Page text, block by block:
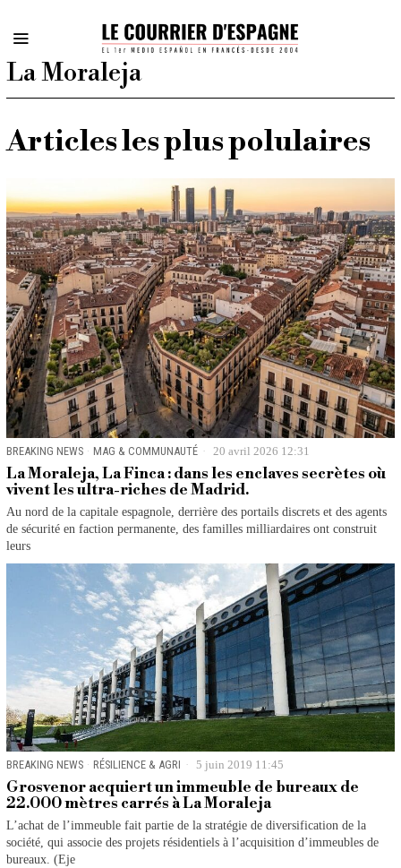
La Moraleja
Articles les plus polulaires
BREAKING NEWS · MAG & COMMUNAUTÉ 20 avril 2026 12:31
La Moraleja, La Finca : dans les enclaves secrètes où
vivent les ultra-riches de Madrid.
Au nord de la capitale espagnole, derrière des portails discrets et des agents
de sécurité en faction permanente, des familles milliardaires ont construit
leurs
BREAKING NEWS · RÉSILIENCE & AGRI 5 juin 2019 11:45
Grosvenor acquiert un immeuble de bureaux de
22.000 mètres carrés à La Moraleja
L’achat de l’immeuble fait partie de la stratégie de diversification de la
société, qui associe des projets résidentiels à l’acquisition d’immeubles de
bureaux. (Eje